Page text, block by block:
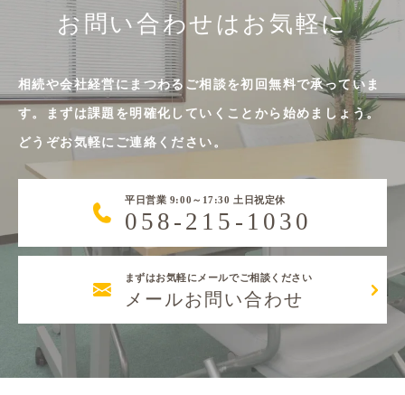
お問い合わせはお気軽に
相続や会社経営にまつわるご相談を初回無料で承っていま
す。まずは課題を明確化していくことから始めましょう。
どうぞお気軽にご連絡ください。
平日営業 9:00～17:30 土日祝定休
058-215-1030
まずはお気軽にメールでご相談ください
メールお問い合わせ